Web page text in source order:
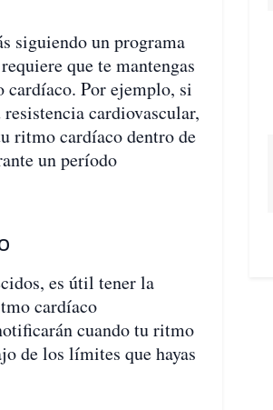
siguiendo un programa
que te mantengas
cardíaco. Por ejemplo, si
cardiovascular,
ritmo cardíaco dentro de
un período
es útil tener la
cardíaco
cuando tu ritmo
de los límites que hayas